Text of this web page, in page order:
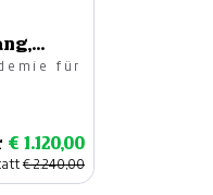
für
€ 1.120,00
€ 2.240,00